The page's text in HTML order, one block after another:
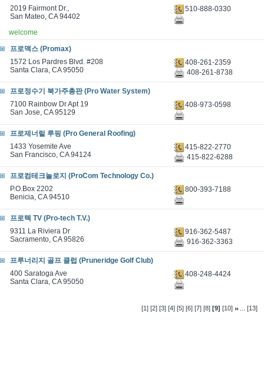
2019 Fairmont Dr.,
San Mateo, CA 94402
510-888-0330
welcome
프로맥스 (Promax)
1572 Los Pardres Blvd. #208
Santa Clara, CA 95050
408-261-2359
408-261-8738
프로정수기 북가주총판 (Pro Water System)
7100 Rainbow Dr Apt 19
San Jose, CA 95129
408-973-0598
프로제너럴 루핑 (Pro General Roofing)
1433 Yosemite Ave
San Francisco, CA 94124
415-822-2770
415-822-6288
프로컴테크놀로지 (ProCom Technology Co.)
P.O.Box 2202
Benicia, CA 94510
800-393-7188
프로텍 TV (Pro-tech T.V.)
9311 La Riviera Dr
Sacramento, CA 95826
916-362-5487
916-362-3363
프루너리지 골프 클럽 (Pruneridge Golf Club)
400 Saratoga Ave
Santa Clara, CA 95050
408-248-4424
[1] [2] [3] [4] [5] [6] [7] [8] [9] [10] ...[13]